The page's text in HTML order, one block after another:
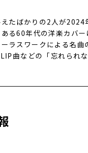
たばかりの2人が2024
る60年代の洋楽カバー
ラスワークによる名曲
曲などの「忘れられ